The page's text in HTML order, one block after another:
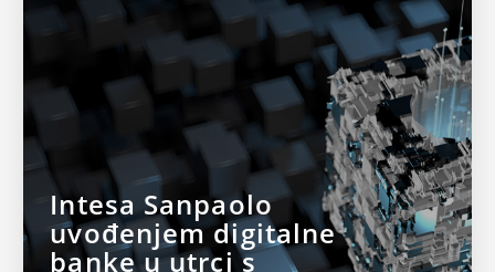
Intesa Sanpaolo
uvođenjem digitalne
banke u utrci s